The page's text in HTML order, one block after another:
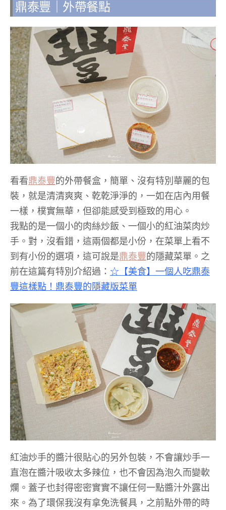
鼎泰豐｜外帶餐點
看看鼎泰豐的外帶餐盒，簡單、沒有特別華麗的包
裝，就是清清爽爽、乾乾淨淨的，一如在店內用餐
一樣，樸實無華，但卻能感受到極致的用心。
我點的是一個小的肉絲炒飯、一個小的紅油菜肉炒
手。對，沒看錯，這兩個都是小份，在菜單上看不
到有小份的選項，這可說是鼎泰豐的隱藏菜單。之
前在這篇有特別介紹過： ☆【美食】一個人吃鼎泰
豐這樣點！鼎泰豐的隱藏版菜單
紅油炒手的醬汁很貼心的另外包裝，不會讓炒手一
直泡在醬汁吸收太多辣位，也不會因為泡久而變軟
爛。蓋子也封得密密實實不讓任何一點醬汁外露出
來。為了環保我沒有拿免洗餐具，之前點外帶的時